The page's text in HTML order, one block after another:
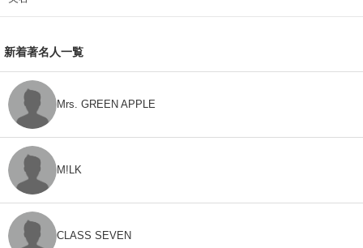
新着著名人一覧
Mrs. GREEN APPLE
M!LK
CLASS SEVEN